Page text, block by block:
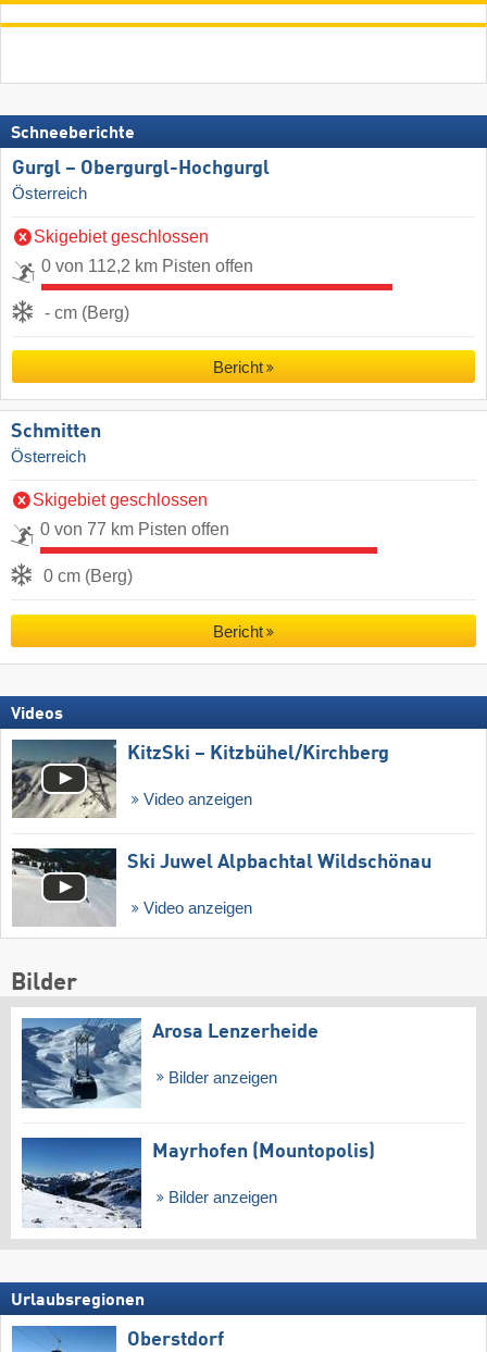
Schneeberichte
Gurgl – Obergurgl-Hochgurgl
Österreich
Skigebiet geschlossen
0 von 112,2 km Pisten offen
- cm (Berg)
Bericht
Schmitten
Österreich
Skigebiet geschlossen
0 von 77 km Pisten offen
0 cm (Berg)
Bericht
Videos
KitzSki – Kitzbühel/​Kirchberg
Video anzeigen
Ski Juwel Alpbachtal Wildschönau
Video anzeigen
Bilder
Arosa Lenzerheide
Bilder anzeigen
Mayrhofen (Mountopolis)
Bilder anzeigen
Urlaubsregionen
Oberstdorf